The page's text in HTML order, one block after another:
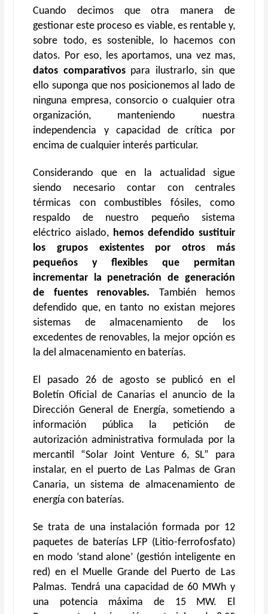
Cuando decimos que otra manera de
gestionar este proceso es viable, es rentable y,
sobre todo, es sostenible, lo hacemos con
datos. Por eso, les aportamos, una vez mas,
datos comparativospara ilustrarlo, sin que
ello suponga que nos posicionemos al lado de
ninguna empresa, consorcio o cualquier otra
organización, manteniendo nuestra
independencia y capacidad de crítica por
encima de cualquier interés particular.
Considerando que en la actualidad sigue
siendo necesario contar con centrales
térmicas con combustibles fósiles, como
respaldo de nuestro pequeño sistema
eléctrico aislado, hemos defendido sustituir
los grupos existentes por otros más
pequeños y flexibles que permitan
incrementar la penetración de generación
de fuentes renovables.También hemos
defendido que, en tanto no existan mejores
sistemas de almacenamiento de los
excedentes de renovables, la mejor opción es
la del almacenamiento en baterías.
El pasado 26 de agosto se publicó en el
Boletín Oficial de Canarias el anuncio de la
Dirección General de Energía, sometiendo a
información pública la petición de
autorización administrativa formulada por la
mercantil “Solar Joint Venture 6, SL” para
instalar, en el puerto de Las Palmas de Gran
Canaria, un sistema de almacenamiento de
energía con baterías.
Se trata de una instalación formada por 12
paquetes de baterías LFP (Litio-ferrofosfato)
en modo ‘stand alone’ (gestión inteligente en
red) en el Muelle Grande del Puerto de Las
Palmas. Tendrá una capacidad de 60 MWh y
una potencia máxima de 15 MW. El